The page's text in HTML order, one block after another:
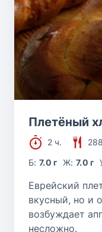
Плетёный
2 ч.
Б:7.0 г Ж: 7.0 г
Еврейский
вкусный, но и
возбуждает
несложно.